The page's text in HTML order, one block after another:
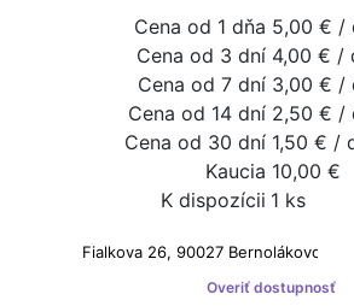
Cena od 1 dňa 5,00 € /
Cena od 3 dní 4,00 € /
Cena od 7 dní 3,00 € /
Cena od 14 dní 2,50 € /
Cena od 30 dní 1,50 € /
Kaucia 10,00 €
K dispozícii 1 ks
Prenajímateľ nie je platcom DPH
Overiť dostupnosť